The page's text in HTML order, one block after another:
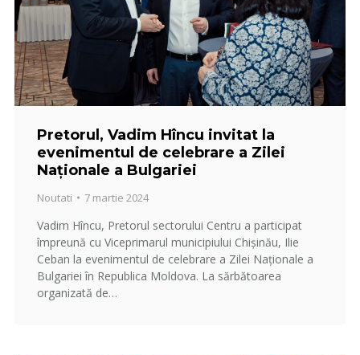
Pretorul, Vadim Hîncu invitat la
evenimentul de celebrare a Zilei
Naționale a Bulgariei
Noutati 7 martie 2024
Vadim Hîncu, Pretorul sectorului Centru a participat
împreună cu Viceprimarul municipiului Chișinău, Ilie
Ceban la evenimentul de celebrare a Zilei Naționale a
Bulgariei în Republica Moldova. La sărbătoarea
organizată de…